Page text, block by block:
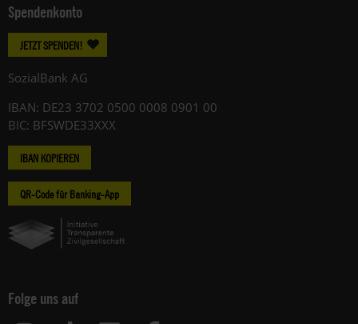
Spendenkonto
JETZT SPENDEN!
SozialBank AG
IBAN: DE23 3702 0500 0008 0901 00
BIC: BFSWDE33XXX
IBAN KOPIEREN
QR-Code für Banking-App
Folge uns auf